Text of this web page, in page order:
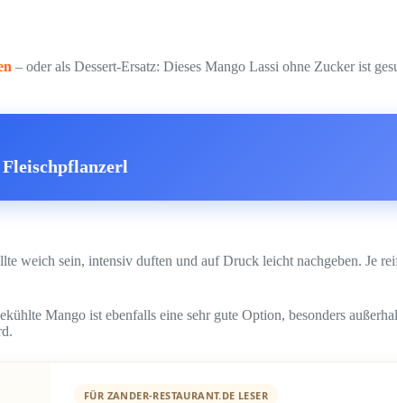
– oder als Dessert-Ersatz: Dieses Mango Lassi ohne Zucker ist
weich sein, intensiv duften und auf Druck leicht nachgeben. Je
Mango ist ebenfalls eine sehr gute Option, besonders
FÜR ZANDER-RESTAURANT.DE LESER